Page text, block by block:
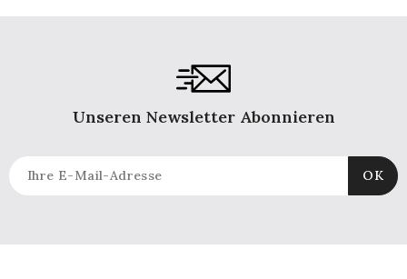
Unseren Newsletter Abonnieren